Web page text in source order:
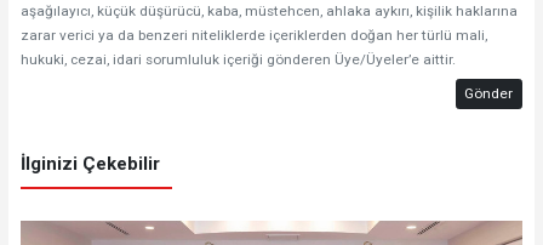
aşağılayıcı, küçük düşürücü, kaba, müstehcen, ahlaka aykırı, kişilik haklarına
zarar verici ya da benzeri niteliklerde içeriklerden doğan her türlü mali,
hukuki, cezai, idari sorumluluk içeriği gönderen Üye/Üyeler’e aittir.
Gönder
İlginizi Çekebilir